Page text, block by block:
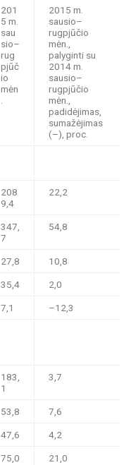
201
5 m.
sau
sio–
rug
pjūč
io
mėn
.
2015 m.
sausio–
rugpjūčio
mėn.,
palyginti su
2014 m.
sausio–
rugpjūčio
mėn.,
padidėjimas,
sumažėjimas
(–), proc.
208
9,4
22,2
347,
7
54,8
27,8 10,8
35,4 2,0
7,1 –12,3
183,
1
3,7
53,8 7,6
47,6 4,2
75,0 21,0